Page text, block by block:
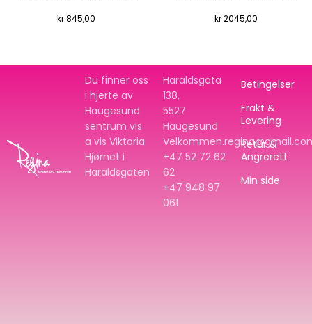
kr845,00 kr2045,00
Du finner oss
i hjerte av
Haugesund
sentrum vis
a vis Viktoria
Hjørnet i
Haraldsgaten
Haraldsgata
138,
5527
Haugesund
+47 52 72 62
62
+47 948 97
061
Betingelser
Frakt &
Levering
Retur &
Angrerett
Min side